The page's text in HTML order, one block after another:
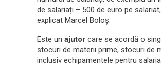
de salariați – 500 de euro pe
explicat Marcel Boloș.
Este un ajutor care se acordă o
stocuri de materii prime, stocuri de
inclusiv echipamentele pentru